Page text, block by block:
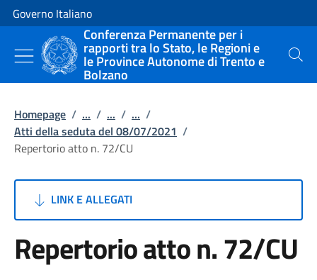
Vai al contenuto
Vai alla navigazione del sito
Governo Italiano
Conferenza Permanente per i
rapporti tra lo Stato, le Regioni e
le Province Autonome di Trento e
Bolzano
Cerca
Homepage / ... / ... / ... /
Atti della seduta del 08/07/2021 /
Repertorio atto n. 72/CU
LINK E ALLEGATI
Repertorio atto n. 72/CU